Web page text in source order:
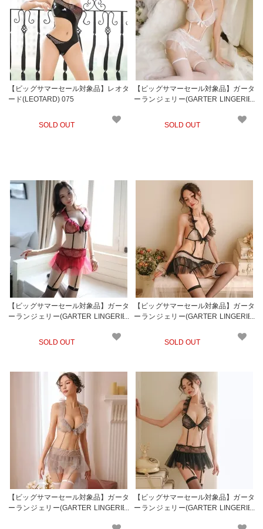
【ビッグサマーセール対象品】レオタ
ード(LEOTARD) 075
SOLD OUT
【ビッグサマーセール対象品】ガータ
ーランジェリー(GARTER LINGERIE)
SOLD OUT
【ビッグサマーセール対象品】ガータ
ーランジェリー(GARTER LINGERIE)
SOLD OUT
【ビッグサマーセール対象品】ガータ
ーランジェリー(GARTER LINGERIE)
SOLD OUT
【ビッグサマーセール対象品】ガータ
ーランジェリー(GARTER LINGERIE)
【ビッグサマーセール対象品】ガータ
ーランジェリー(GARTER LINGERIE)